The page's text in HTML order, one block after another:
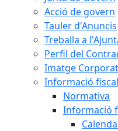
Acció de govern
Tauler d'Anuncis
Treballa a
Perfil del
Imatge
Informació
Normativa
Informació